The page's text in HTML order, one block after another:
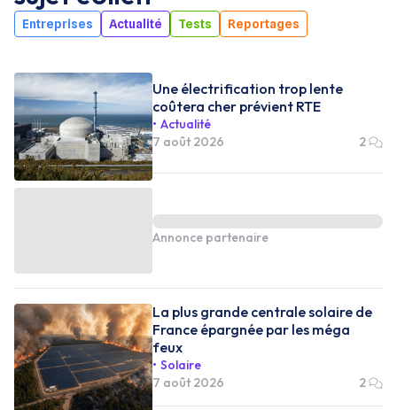
Entreprises Actualité Tests Reportages
Une électrification trop lente
coûtera cher prévient RTE
Actualité
7 août 2026
2
Annonce partenaire
La plus grande centrale solaire de
France épargnée par les méga
feux
Solaire
7 août 2026
2